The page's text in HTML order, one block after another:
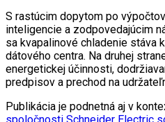
S rastúcim dopytom po
inteligencie a zodpovedajúcim
sa kvapalinové chladenie stáva
dátového centra. Na druhej
energetickej účinnosti,
predpisov a prechod na
Publikácia je podnetná aj v